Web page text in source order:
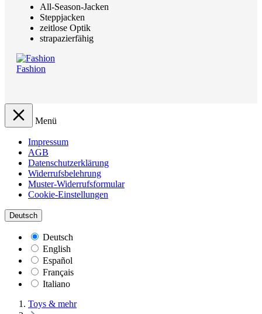
All-Season-Jacken
Steppjacken
zeitlose Optik
strapazierfähig
Fashion
Menü
Impressum
AGB
Datenschutzerklärung
Widerrufsbelehrung
Muster-Widerrufsformular
Cookie-Einstellungen
Deutsch
Deutsch
English
Español
Français
Italiano
Toys & mehr